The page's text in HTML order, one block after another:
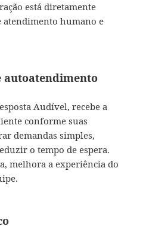
está diretamente
atendimento humano e
autoatendimento
Audível, recebe a
conforme suas
demandas simples,
o tempo de espera.
melhora a experiência do